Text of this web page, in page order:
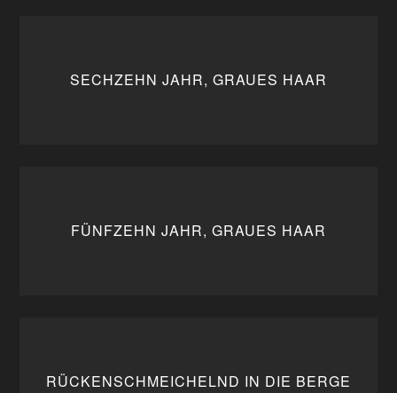
SECHZEHN JAHR, GRAUES HAAR
FÜNFZEHN JAHR, GRAUES HAAR
RÜCKENSCHMEICHELND IN DIE BERGE